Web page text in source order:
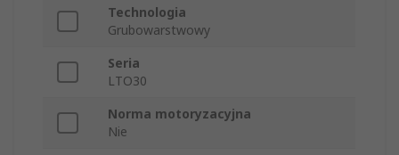
Technologia
Grubowarstwowy
Seria
LTO30
Norma motoryzacyjna
Nie